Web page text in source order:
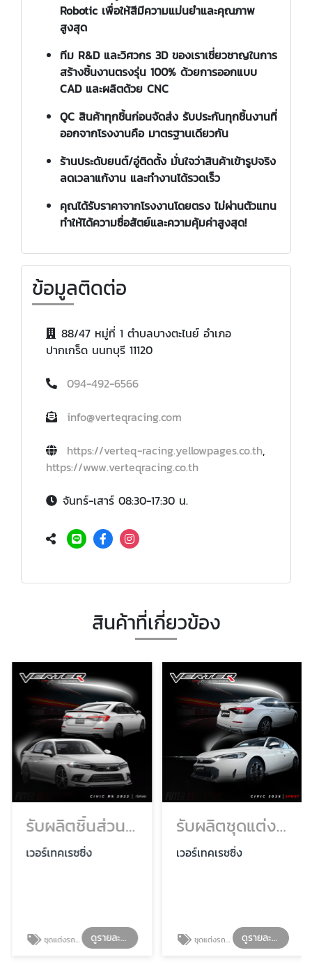
Robotic เพื่อให้สีมีความแม่นยำและคุณภาพ
สูงสุด
ทีม R&D และวิศวกร 3Dของเราเชี่ยวชาญในการ
สร้างชิ้นงานตรงรุ่น 100% ด้วยการออกแบบ
CAD และผลิตด้วย CNC
QC สินค้าทุกชิ้นก่อนจัดส่ง รับประกันทุกชิ้นงานที่
ออกจากโรงงานคือ มาตรฐานเดียวกัน
ร้านประดับยนต์/อู่ติดตั้ง มั่นใจว่าสินค้าเข้ารูปจริง
ลดเวลาแก้งาน และทำงานได้รวดเร็ว
คุณได้รับราคาจากโรงงานโดยตรง ไม่ผ่านตัวแทน
ทำให้ได้ความซื่อสัตย์และความคุ้มค่าสูงสุด!
ข้อมูลติดต่อ
88/47 หมู่ที่ 1 ตำบลบางตะไนย์ อำเภอ
ปากเกร็ด นนทบุรี 11120
094-492-6566
info@verteqracing.com
https://verteq-racing.yellowpages.co.th,
https://www.verteqracing.co.th
จันทร์-เสาร์ 08:30-17:30 น.
สินค้าที่เกี่ยวข้อง
รับผลิตชิ้นส่วนรถยนต์ฮอนด้า ราคาโรงงาน
เวอร์เทคเรซซิ่ง
ชุดแต่งรถยนต์ Honda ดูรายละเอียด
รับผลิตชุดแต่งรถยนต์ฮอนด้า ราคาถูก
เวอร์เทคเรซซิ่ง
ชุดแต่งรถยนต์ Honda ดูรายละเอียด